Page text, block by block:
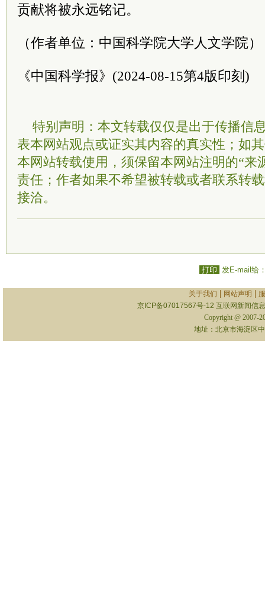
贡献将被永远铭记。
（作者单位：中国科学院大学人文学院）
《中国科学报》(2024-08-15第4版印刻)
特别声明：本文转载仅仅是出于传播信
表本网站观点或证实其内容的真实性；如
本网站转载使用，须保留本网站注明的“来
责任；作者如果不希望被转载或者联系转
接洽。
打印 发E-mail给
关于我们 网站声明
京ICP备07017567号-12 互联网新闻信
Copyright @ 2007-
地址：北京市海淀区